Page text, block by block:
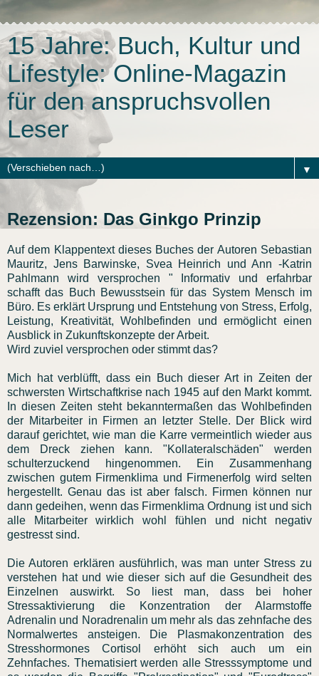
15 Jahre: Buch, Kultur und
Lifestyle: Online-Magazin
für den anspruchsvollen
Leser
▼
Rezension: Das Ginkgo Prinzip
Auf dem Klappentext dieses Buches der Autoren Sebastian
Mauritz, Jens Barwinske, Svea Heinrich und Ann -Katrin
Pahlmann wird versprochen " Informativ und erfahrbar
schafft das Buch Bewusstsein für das System Mensch im
Büro. Es erklärt Ursprung und Entstehung von Stress, Erfolg,
Leistung, Kreativität, Wohlbefinden und ermöglicht einen
Ausblick in Zukunftskonzepte der Arbeit.
Wird zuviel versprochen oder stimmt das?
Mich hat verblüfft, dass ein Buch dieser Art in Zeiten der
schwersten Wirtschaftkrise nach 1945 auf den Markt kommt.
In diesen Zeiten steht bekanntermaßen das Wohlbefinden
der Mitarbeiter in Firmen an letzter Stelle. Der Blick wird
darauf gerichtet, wie man die Karre vermeintlich wieder aus
dem Dreck ziehen kann. "Kollateralschäden" werden
schulterzuckend hingenommen. Ein Zusammenhang
zwischen gutem Firmenklima und Firmenerfolg wird selten
hergestellt. Genau das ist aber falsch. Firmen können nur
dann gedeihen, wenn das Firmenklima Ordnung ist und sich
alle Mitarbeiter wirklich wohl fühlen und nicht negativ
gestresst sind.
Die Autoren erklären ausführlich, was man unter Stress zu
verstehen hat und wie dieser sich auf die Gesundheit des
Einzelnen auswirkt. So liest man, dass bei hoher
Stressaktivierung die Konzentration der Alarmstoffe
Adrenalin und Noradrenalin um mehr als das zehnfache des
Normalwertes ansteigen. Die Plasmakonzentration des
Stresshormones Cortisol erhöht sich auch um ein
Zehnfaches. Thematisiert werden alle Stresssymptome und